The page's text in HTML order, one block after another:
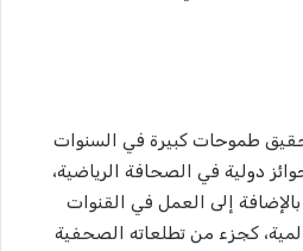
طموحات كبيرة في السنوات
دولية في الصحافة الرياضية،
إلى العمل في القنوات
كجزء من تطلعاته الصحفية